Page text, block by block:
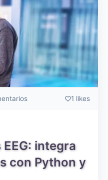
1 likes
integra
con Python y